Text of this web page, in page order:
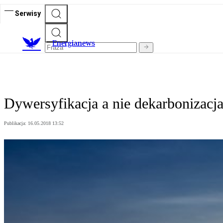
Serwisy
Energianews
Dywersyfikacja a nie dekarbonizacja
Publikacja: 16.05.2018 13:52